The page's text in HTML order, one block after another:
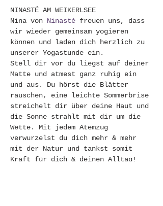
NINASTÉ AM WEIKERLSEE
Nina von Ninasté freuen uns, dass
wir wieder gemeinsam yogieren
können und laden dich herzlich zu
unserer Yogastunde ein.
Stell dir vor du liegst auf deiner
Matte und atmest ganz ruhig ein
und aus. Du hörst die Blätter
rauschen, eine leichte Sommerbrise
streichelt dir über deine Haut und
die Sonne strahlt mit dir um die
Wette. Mit jedem Atemzug
verwurzelst du dich mehr & mehr
mit der Natur und tankst somit
Kraft für dich & deinen Alltag!